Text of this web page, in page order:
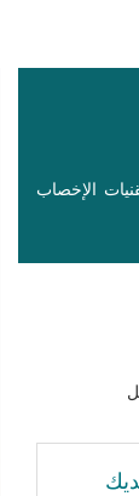
الإخصاب